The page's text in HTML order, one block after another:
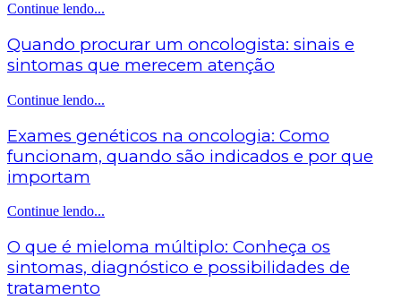
Continue lendo...
Quando procurar um oncologista: sinais e
sintomas que merecem atenção
Continue lendo...
Exames genéticos na oncologia: Como
funcionam, quando são indicados e por que
importam
Continue lendo...
O que é mieloma múltiplo: Conheça os
sintomas, diagnóstico e possibilidades de
tratamento